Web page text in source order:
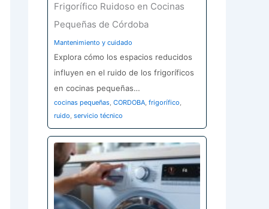
Frigorífico Ruidoso en Cocinas
Pequeñas de Córdoba
Mantenimiento y cuidado
Explora cómo los espacios reducidos
influyen en el ruido de los frigoríficos
en cocinas pequeñas…
cocinas pequeñas, CORDOBA, frigorífico,
ruido, servicio técnico